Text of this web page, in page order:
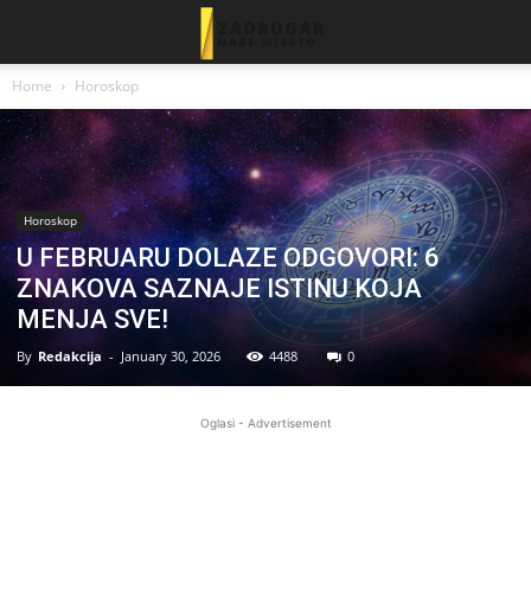
Home Horoskop
Horoskop
U FEBRUARU DOLAZE ODGOVORI: 6
ZNAKOVA SAZNAJE ISTINU KOJA
MENJA SVE!
By Redakcija - January 30, 2026 4488 0
Oglasi - Advertisement